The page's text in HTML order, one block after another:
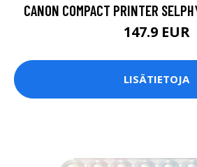
CANON COMPACT PRINTER
147.9 EUR
LISÄTIETOJA